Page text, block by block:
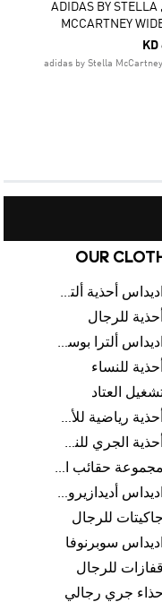
بنطال ADIDAS BY STELLA
MCCARTNEY
KD
OUR
اديداس أحذية ألترا بوست للرجال
أحذية للرجال
اديداس ألترا بوست
أحذية للنساء
العتاد
أحذية رياضية للأطفال
أحذية الجري للنساء
مجموعة حقائب الظهر
اديداس أديدازيرو معدات الجري
جاكيتات للرجال
اديداس سوبرنوفا
قفازات للرجال
حذاء جري رجالي